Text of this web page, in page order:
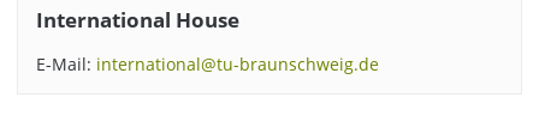
International House
E-Mail: international@tu-braunschweig.de